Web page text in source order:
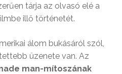
tárja az olvasó elé a
illő történetét.
álom bukásáról szól,
üzenete van. Az
man-mítoszának